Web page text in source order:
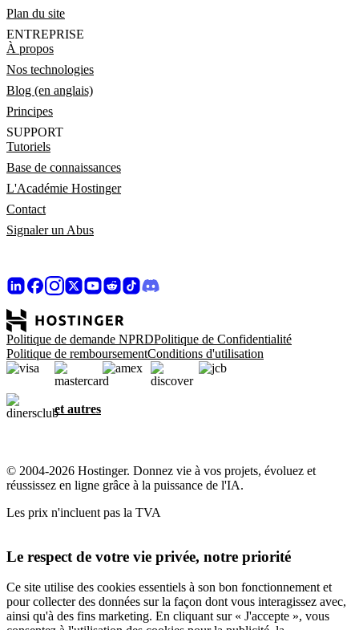
Plan du site
ENTREPRISE
À propos
Nos technologies
Blog (en anglais)
Principes
SUPPORT
Tutoriels
Base de connaissances
L'Académie Hostinger
Contact
Signaler un Abus
Politique de demande NPRDPolitique de Confidentialité
Politique de remboursementConditions d'utilisation
et autres
© 2004-2026 Hostinger. Donnez vie à vos projets, évoluez et
réussissez en ligne grâce à la puissance de l'IA.
Les prix n'incluent pas la TVA
Le respect de votre vie privée, notre priorité
Ce site utilise des cookies essentiels à son bon fonctionnement et
pour collecter des données sur la façon dont vous interagissez avec,
ainsi qu'à des fins marketing. En cliquant sur « J'accepte », vous